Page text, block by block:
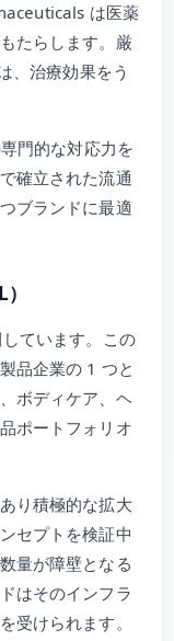
は医薬
たらします。厳
、治療効果をう
門的な対応力を
確立された流通
ブランドに最適
ています。この
品企業の 1 つと
ボディケア、ヘ
ポートフォリオ
り積極的な拡大
セプトを検証中
量が障壁となる
はそのインフラ
受けられます。